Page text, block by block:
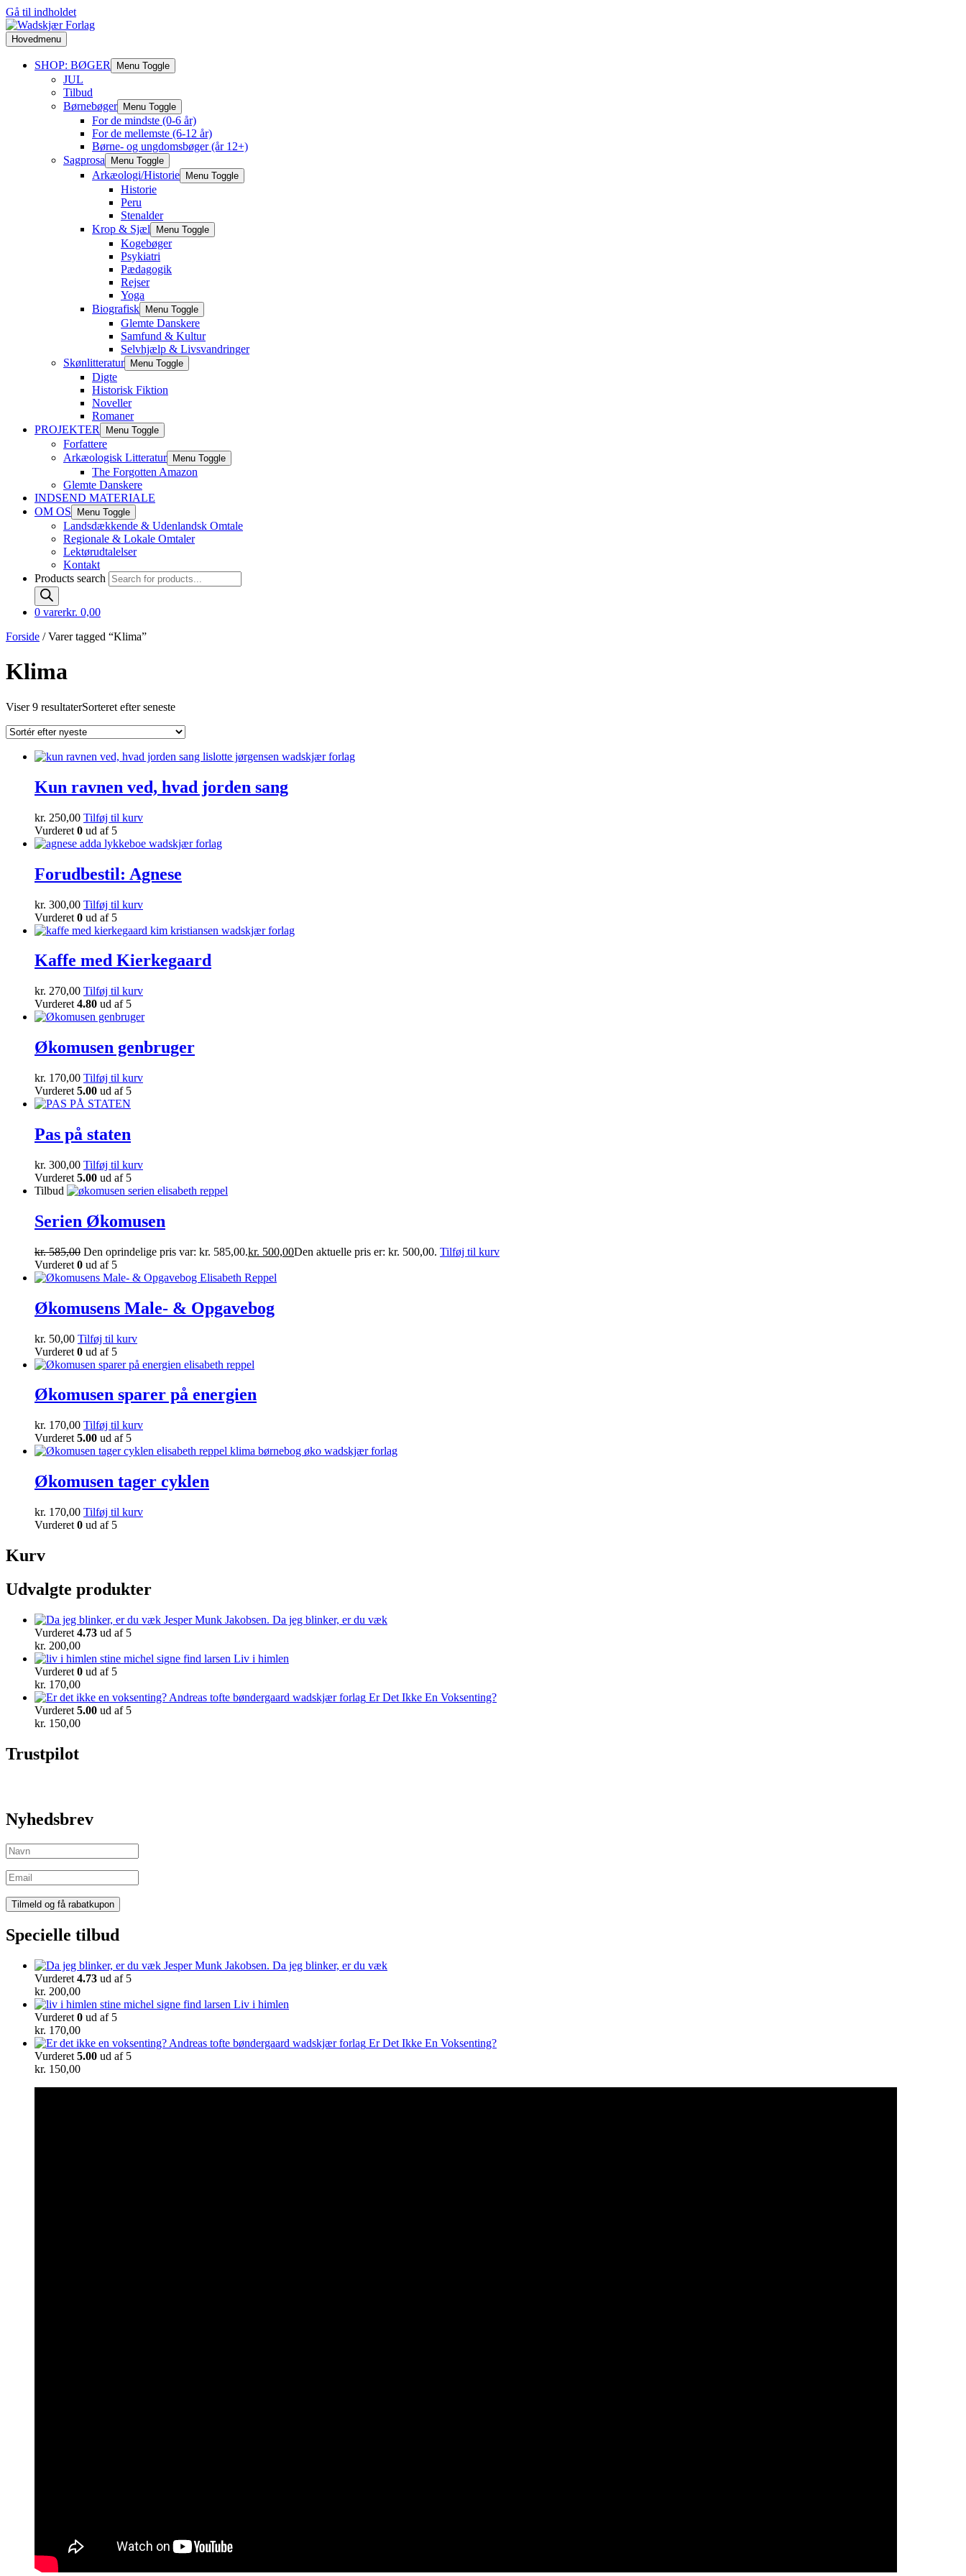
Gå til indholdet
Hovedmenu
SHOP: BØGER Menu Toggle
JUL
Tilbud
Børnebøger
Menu Toggle
For de mindste (0-6 år)
For de mellemste (6-12 år)
Børne- og ungdomsbøger (år 12+)
Sagprosa
Menu Toggle
Arkæologi/Historie Menu Toggle
Historie
Peru
Stenalder
Krop & Sjæl
Menu Toggle
Kogebøger
Psykiatri
Pædagogik
Rejser
Yoga
Biografisk
Menu Toggle
Glemte Danskere
Samfund & Kultur
Selvhjælp & Livsvandringer
Skønlitteratur
Menu Toggle
Digte
Historisk Fiktion
Noveller
Romaner
PROJEKTER
Menu Toggle
Forfattere
Arkæologisk Litteratur
Menu Toggle
The Forgotten Amazon
Glemte Danskere
INDSEND MATERIALE
OM OS
Menu Toggle
Landsdækkende & Udenlandsk Omtale
Regionale & Lokale Omtaler
Lektørudtalelser
Kontakt
Products search
0 varerkr. 0,00
Forside / Varer tagged “Klima”
Klima
Viser 9 resultaterSorteret efter seneste
Kun ravnen ved, hvad jorden sang
kr. 250,00 Tilføj til kurv
Vurderet 0 ud af 5
Forudbestil: Agnese
kr. 300,00 Tilføj til kurv
Vurderet 0 ud af 5
Kaffe med Kierkegaard
kr. 270,00 Tilføj til kurv
Vurderet 4.80 ud af 5
Økomusen genbruger
kr. 170,00 Tilføj til kurv
Vurderet 5.00 ud af 5
Pas på staten
kr. 300,00 Tilføj til kurv
Vurderet 5.00 ud af 5
Tilbud
Serien Økomusen
kr.585,00 Den oprindelige pris var: kr. 585,00.kr. 500,00Den aktuelle pris er: kr. 500,00. Tilføj til kurv
Vurderet 0 ud af 5
Økomusens Male- & Opgavebog
kr. 50,00 Tilføj til kurv
Vurderet 0 ud af 5
Økomusen sparer på energien
kr. 170,00 Tilføj til kurv
Vurderet 5.00 ud af 5
Økomusen tager cyklen
kr. 170,00 Tilføj til kurv
Vurderet 0 ud af 5
Kurv
Udvalgte produkter
Da jeg blinker, er du væk
Vurderet 4.73 ud af 5
kr. 200,00
Liv i himlen
Vurderet 0 ud af 5
kr. 170,00
Er Det Ikke En Voksenting?
Vurderet 5.00 ud af 5
kr. 150,00
Trustpilot
Nyhedsbrev
Specielle tilbud
Da jeg blinker, er du væk
Vurderet 4.73 ud af 5
kr. 200,00
Liv i himlen
Vurderet 0 ud af 5
kr. 170,00
Er Det Ikke En Voksenting?
Vurderet 5.00 ud af 5
kr. 150,00